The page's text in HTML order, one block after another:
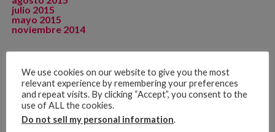
julio 2015
mayo 2015
noviembre 2014
CATEGORÍAS
Artista de La Semana
CineManía
Dicomania TV
Dicosports
We use cookies on our website to give you the most
relevant experience by remembering your preferences
and repeat visits. By clicking “Accept”, you consent to the
use of ALL the cookies.
Do not sell my personal information.